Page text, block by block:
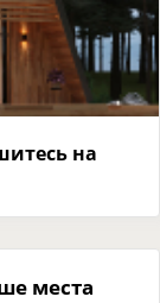
на
места